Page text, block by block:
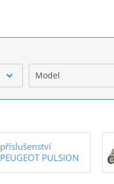
Model
příslušenství
PEUGEOT PULSION